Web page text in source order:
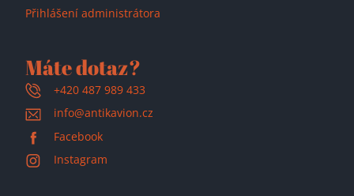
Přihlášení administrátora
Máte dotaz?
+420 487 989 433
info@antikavion.cz
Facebook
Instagram